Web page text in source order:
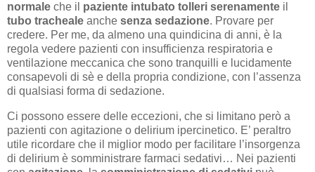
normale che il paziente intubato tolleri serenamente il
tubo tracheale anche senza sedazione. Provare per
credere. Per me, da almeno una quindicina di anni, è la
regola vedere pazienti con insufficienza respiratoria e
ventilazione meccanica che sono tranquilli e lucidamente
consapevoli di sè e della propria condizione, con l’assenza
di qualsiasi forma di sedazione.
Ci possono essere delle eccezioni, che si limitano però a
pazienti con agitazione o delirium ipercinetico. E’ peraltro
utile ricordare che il miglior modo per facilitare l’insorgenza
di delirium è somministrare farmaci sedativi… Nei pazienti